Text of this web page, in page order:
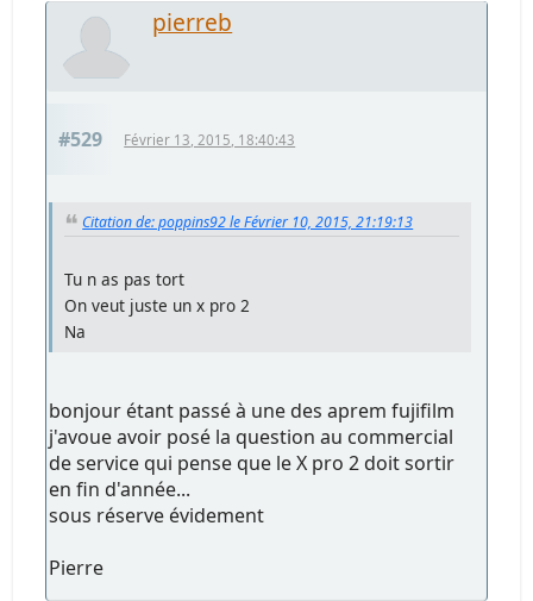
pierreb
#529 Février 13, 2015, 18:40:43
Citation de: poppins92 le Février 10, 2015, 21:19:13
Tu n as pas tort
On veut juste un x pro 2
Na
bonjour étant passé à une des aprem fujifilm
j'avoue avoir posé la question au commercial
de service qui pense que le X pro 2 doit sortir
en fin d'année...
sous réserve évidement
Pierre